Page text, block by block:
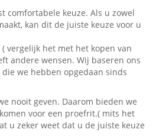
comfortabele keuze. Als u zowel
kan dit de juiste keuze voor u
vergelijk het met het kopen van
andere wensen. Wij baseren ons
we hebben opgedaan sinds
nooit geven. Daarom bieden we
voor een proefrit.( mits het
u zeker weet dat u de juiste keuze